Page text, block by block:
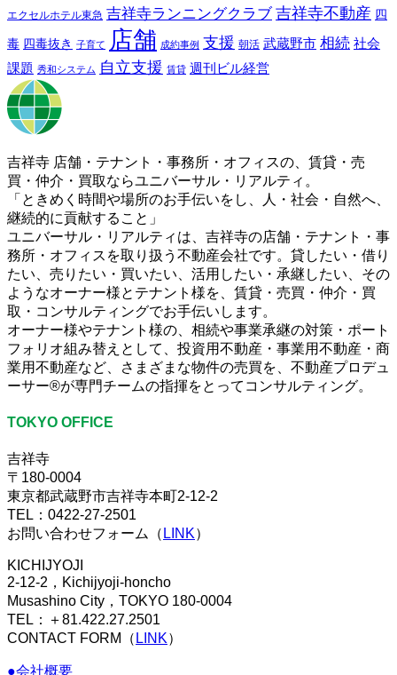
エクセルホテル東急 吉祥寺ランニングクラブ 吉祥寺不動産 四
毒 四毒抜き 子育て 店舗 成約事例 支援 朝活 武蔵野市 相続 社会
課題 秀和システム 自立支援 賃貸 週刊ビル経営
吉祥寺 店舗・テナント・事務所・オフィスの、賃貸・売
買・仲介・買取ならユニバーサル・リアルティ。
「ときめく時間や場所のお手伝いをし、人・社会・自然へ、
継続的に貢献すること」
ユニバーサル・リアルティは、吉祥寺の店舗・テナント・事
務所・オフィスを取り扱う不動産会社です。貸したい・借り
たい、売りたい・買いたい、活用したい・承継したい、その
ようなオーナー様とテナント様を、賃貸・売買・仲介・買
取・コンサルティングでお手伝いします。
オーナー様やテナント様の、相続や事業承継の対策・ポート
フォリオ組み替えとして、投資用不動産・事業用不動産・商
業用不動産など、さまざまな物件の売買を、不動産プロデュ
ーサー®が専門チームの指揮をとってコンサルティング。
TOKYO OFFICE
吉祥寺
〒180-0004
東京都武蔵野市吉祥寺本町2-12-2
TEL：0422-27-2501
お問い合わせフォーム（ LINK）
KICHIJYOJI
2-12-2，Kichijyoji-honcho
Musashino City，TOKYO 180-0004
TEL：＋81.422.27.2501
CONTACT FORM（ LINK）
●会社概要